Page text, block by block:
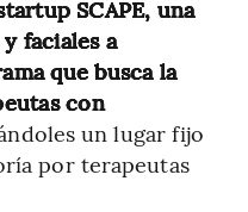
SCAPE, una
faciales a
que busca la
con
un lugar fijo
por terapeutas